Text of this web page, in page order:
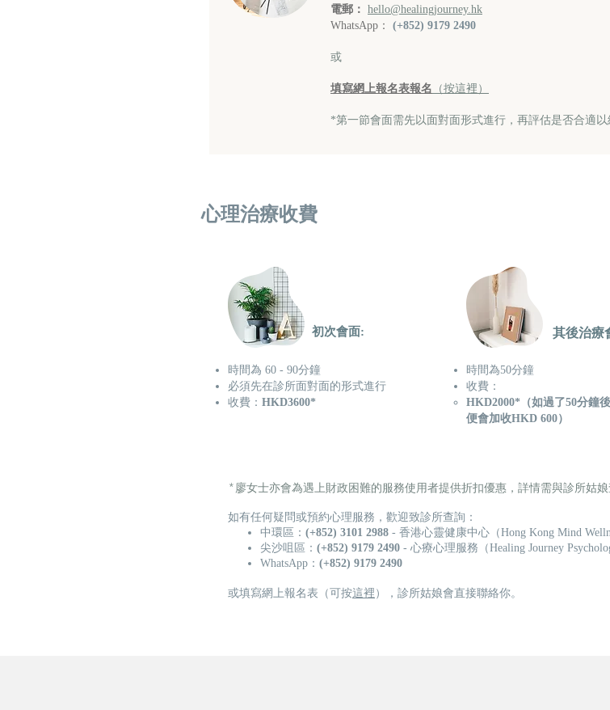
電郵： hello@healingjourney.hk
WhatsApp：
(+852) 9179 2490
或
填寫網上報名表報名 （按這裡）
*第一節會面需先以面對面形式進行，再評估是否合適以
心理治療收費
初次會面:
時間為 60 - 90分鐘
必須先在診所面對面的形式進行
​收費： HKD3600*
其後治療
時間為50分鐘
​收費：
HKD2000*（如過了50分鐘
便會加收HKD 600）
​*廖女士亦會為遇上財政困難的服務使用者提供折扣優惠，詳情需與診所姑娘
如有任何疑問或預約心理服務，歡迎致診所查詢：
中環區：​ (+852) 3101 2988 - 香港心靈健康中心（Hong Kong Mind
尖沙咀區：​ (+852) 9179 2490 - 心療心理服務（Healing Journey
WhatsApp： (+852) 9179 2490
或填寫網上報名表（可按這裡 ），診所姑娘會直接聯絡你。